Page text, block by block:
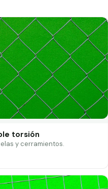
torsión
y cerramientos.